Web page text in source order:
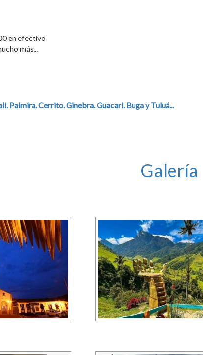
en efectivo
más...
Palmira. Cerrito. Ginebra. Guacari. Buga y Tuluá...
Galería